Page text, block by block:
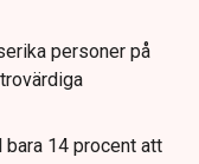
personer på
14 procent att